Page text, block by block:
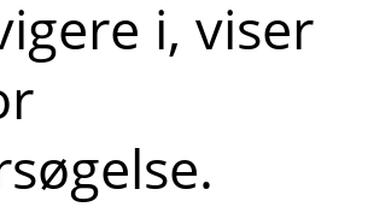
i, viser